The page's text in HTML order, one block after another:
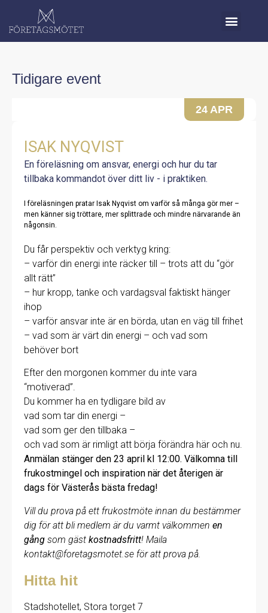
Tidigare event
ISAK NYQVIST
En föreläsning om ansvar, energi och hur du tar
tillbaka kommandot över ditt liv - i praktiken.
I föreläsningen pratar Isak Nyqvist om varför så många gör mer –
men känner sig tröttare, mer splittrade och mindre närvarande än
någonsin.
Du får perspektiv och verktyg kring:
– varför din energi inte räcker till – trots att du “gör
allt rätt”
– hur kropp, tanke och vardagsval faktiskt hänger
ihop
– varför ansvar inte är en börda, utan en väg till frihet
– vad som är värt din energi – och vad som
behöver bort
Efter den morgonen kommer du inte vara
“motiverad”.
Du kommer ha en tydligare bild av
vad som tar din energi –
vad som ger den tillbaka –
och vad som är rimligt att börja förändra här och nu.
Anmälan stänger den 23 april kl 12:00. Välkomna till
frukostmingel och inspiration när det återigen är
dags för Västerås bästa fredag!
Vill du prova på ett frukostmöte innan du bestämmer
dig för att bli medlem är du varmt välkommen en
gång som gäst kostnadsfritt! Maila
kontakt@foretagsmotet.se för att prova på.
Hitta hit
Stadshotellet, Stora torget 7
24 APR